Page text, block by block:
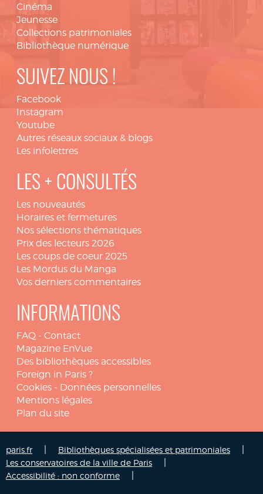
Cinéma
Jeunesse
Collections patrimoniales
Bibliothèque numérique
SUIVEZ NOUS !
Facebook
Instagram
Youtube
Autres réseaux sociaux & blogs
Les infolettres
LES + CONSULTÉS
Les nouveautés
Horaires et fermetures
Nos sélections thématiques
Prix des lecteurs 2026
Les coups de coeur 2025
Les Mordus du Manga
Vos derniers commentaires
INFORMATIONS
FAQ - Contact
Magazine EnVue
Des bibliothèques accessibles
Foreign in Paris ?
Cookies - Données personnelles
Mentions légales
Plan du site
paris.fr Bibliothèques spécialisées et patrimoniales
Les conservatoires de la ville de Paris
Accessibilité : non conforme